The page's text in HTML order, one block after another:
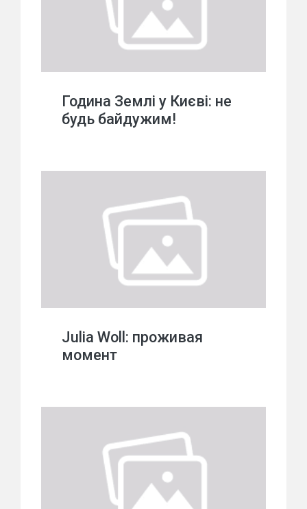
Година Землі у Києві: не
будь байдужим!
Julia Woll: проживая
момент